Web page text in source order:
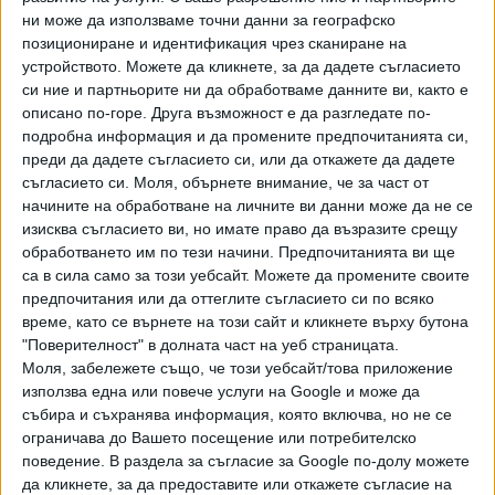
ни може да използваме точни данни за географско
позициониране и идентификация чрез сканиране на
устройството. Можете да кликнете, за да дадете съгласието
си ние и партньорите ни да обработваме данните ви, както е
описано по-горе. Друга възможност е да разгледате по-
подробна информация и да промените предпочитанията си,
преди да дадете съгласието си, или да откажете да дадете
съгласието си. Моля, обърнете внимание, че за част от
начините на обработване на личните ви данни може да не се
изисква съгласието ви, но имате право да възразите срещу
обработването им по тези начини. Предпочитанията ви ще
са в сила само за този уебсайт. Можете да промените своите
предпочитания или да оттеглите съгласието си по всяко
време, като се върнете на този сайт и кликнете върху бутона
"Поверителност" в долната част на уеб страницата.
Моля, забележете също, че този уебсайт/това приложение
използва една или повече услуги на Google и може да
събира и съхранява информация, която включва, но не се
ограничава до Вашето посещение или потребителско
поведение. В раздела за съгласие за Google по-долу можете
да кликнете, за да предоставите или откажете съгласие на
Game Highlights from FK Spartak
1918 Varna vs. Lokomotiv Sofia,
05/22/2026, Tournament: Parva
Liga, Season: 25/26, Action: ,
TeamA: FK Spartak 1918 Varna,
TeamB: Lokomotiv Sofia,
TeamAction: , Half: , PlayerName: ,
ClockTime:
vbox7.com
"Септември" пък бе само на 20-ина минути от
директното спасение, след като водеше с 1:0 до 72-ата
минута на "Добруджа" след гол на Мартин Христов в 33-
ата минута. Гостите от Добрич, които вече бяха
изпаднали, обаче не бяха отписали мача и Георги
Трифонов изравни. Златният шанс за "Септември" бе в
83-ата минута, но голмайсторът на тима Бертран Фурие
изпусна дузпа. Накрая нервите не издържаха и се стигна
до масов бой. Изгонени бяха Галин Иванов и Божидар
Томовски от "Септември" и Вашко Оливейра и Антон
Иванов от "Добруджа".
Септември - Добруджа 1:1 /
репортаж/
vbox7.com